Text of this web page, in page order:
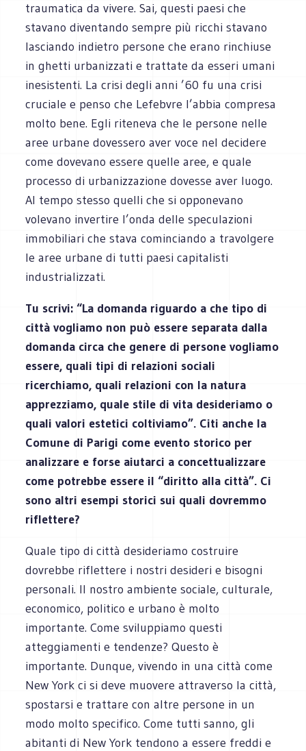
traumatica da vivere. Sai, questi paesi che
stavano diventando sempre più ricchi stavano
lasciando indietro persone che erano rinchiuse
in ghetti urbanizzati e trattate da esseri umani
inesistenti. La crisi degli anni ’60 fu una crisi
cruciale e penso che Lefebvre l’abbia compresa
molto bene. Egli riteneva che le persone nelle
aree urbane dovessero aver voce nel decidere
come dovevano essere quelle aree, e quale
processo di urbanizzazione dovesse aver luogo.
Al tempo stesso quelli che si opponevano
volevano invertire l’onda delle speculazioni
immobiliari che stava cominciando a travolgere
le aree urbane di tutti paesi capitalisti
industrializzati.
Tu scrivi: “La domanda riguardo a che tipo di
città vogliamo non può essere separata dalla
domanda circa che genere di persone vogliamo
essere, quali tipi di relazioni sociali
ricerchiamo, quali relazioni con la natura
apprezziamo, quale stile di vita desideriamo o
quali valori estetici coltiviamo”. Citi anche la
Comune di Parigi come evento storico per
analizzare e forse aiutarci a concettualizzare
come potrebbe essere il “diritto alla città”. Ci
sono altri esempi storici sui quali dovremmo
riflettere?
Quale tipo di città desideriamo costruire
dovrebbe riflettere i nostri desideri e bisogni
personali. Il nostro ambiente sociale, culturale,
economico, politico e urbano è molto
importante. Come sviluppiamo questi
atteggiamenti e tendenze? Questo è
importante. Dunque, vivendo in una città come
New York ci si deve muovere attraverso la città,
spostarsi e trattare con altre persone in un
modo molto specifico. Come tutti sanno, gli
abitanti di New York tendono a essere freddi e